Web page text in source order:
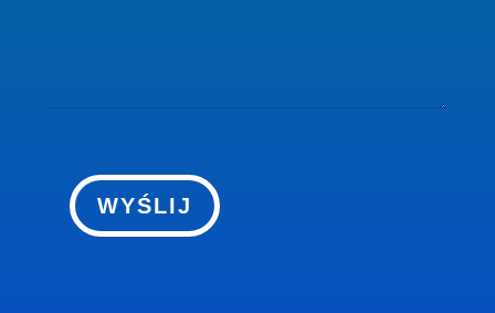
WYŚLIJ